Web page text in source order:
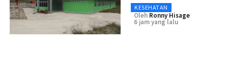
KESEHATAN
Oleh Ronny Hisage
6 jam yang lalu